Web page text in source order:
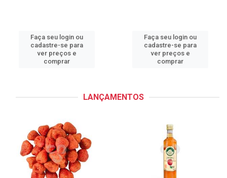
Faça seu login ou
cadastre-se para
ver preços e
comprar
Faça seu login ou
cadastre-se para
ver preços e
comprar
LANÇAMENTOS